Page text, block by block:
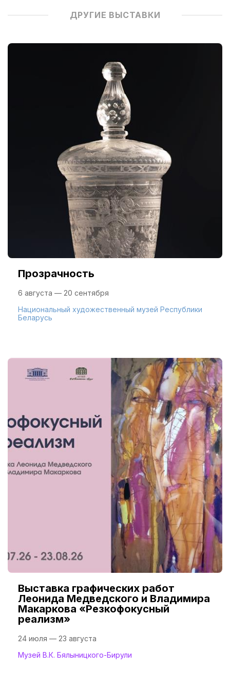
ДРУГИЕ ВЫСТАВКИ
Прозрачность
6 августа — 20 сентября
Национальный художественный музей Республики
Беларусь
Выставка графических работ
Леонида Медведского и Владимира
Макаркова «Резкофокусный
реализм»
24 июля — 23 августа
Музей В.К. Бялыницкого-Бирули